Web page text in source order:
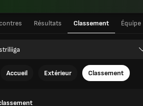
Résultats Classement Équipe
Accueil Extérieur Classement